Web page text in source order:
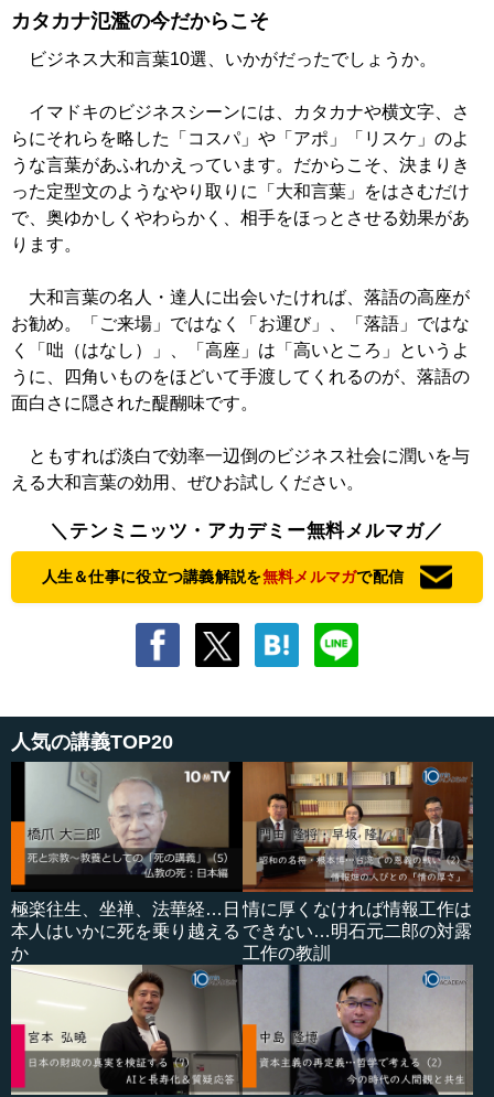
カタカナ氾濫の今だからこそ
ビジネス大和言葉10選、いかがだったでしょうか。
イマドキのビジネスシーンには、カタカナや横文字、さ
らにそれらを略した「コスパ」や「アポ」「リスケ」のよ
うな言葉があふれかえっています。だからこそ、決まりき
った定型文のようなやり取りに「大和言葉」をはさむだけ
で、奥ゆかしくやわらかく、相手をほっとさせる効果があ
ります。
大和言葉の名人・達人に出会いたければ、落語の高座が
お勧め。「ご来場」ではなく「お運び」、「落語」ではな
く「咄（はなし）」、「高座」は「高いところ」というよ
うに、四角いものをほどいて手渡してくれるのが、落語の
面白さに隠された醍醐味です。
ともすれば淡白で効率一辺倒のビジネス社会に潤いを与
える大和言葉の効用、ぜひお試しください。
＼テンミニッツ・アカデミー無料メルマガ／
人生＆仕事に役立つ講義解説を無料メルマガで配信
人気の講義TOP20
極楽往生、坐禅、法華経…日
本人はいかに死を乗り越える
か
情に厚くなければ情報工作は
できない…明石元二郎の対露
工作の教訓